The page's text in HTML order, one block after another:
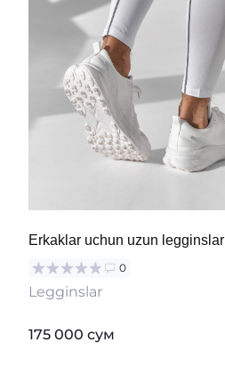
Erkaklar uchun uzun legginslar
0
Legginslar
175 000 сум